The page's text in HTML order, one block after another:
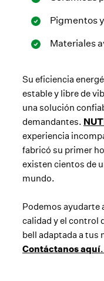
Pigmentos
Materiales
Su eficiencia
estable y libre de
una solución
demandantes.
experiencia
fabricó su primer
existen cientos de
mundo.
Podemos
calidad y el control
bell adaptada a tus
Contáctanos aquí.